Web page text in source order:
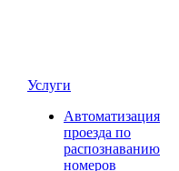
Услуги
Автоматизация
проезда по
распознаванию
номеров